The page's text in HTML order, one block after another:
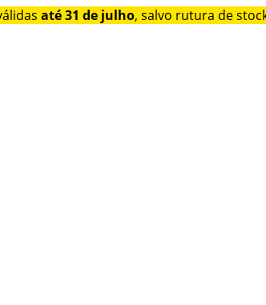
até 31 de julho, salvo rutura de